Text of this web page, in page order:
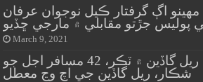
اڳ گرفتار ڪيل نوجوان عرفان
پوليس جڙتو مقابلي ۾ مارجي ڇڏيو
March 9, 2021
ڏهرڪي ڀرسان ٻن ريل گاڏين ۾ ٽڪر، 42 مسافر اجل جو
شڪار، ريل گاڏين جي اچ وڃ معطل